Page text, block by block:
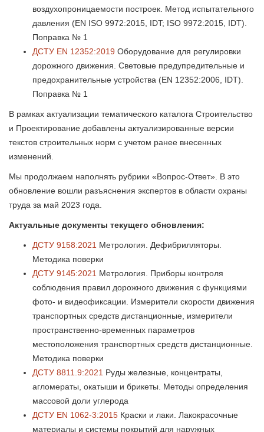
воздухопроницаемости построек. Метод испытательного
давления (EN ISO 9972:2015, IDT; ISO 9972:2015, IDT).
Поправка № 1
ДСТУ EN 12352:2019 Оборудование для регулировки
дорожного движения. Световые предупредительные и
предохранительные устройства (EN 12352:2006, IDT).
Поправка № 1
В рамках актуализации тематического каталога Строительство
и Проектирование добавлены актуализированные версии
текстов строительных норм с учетом ранее внесенных
изменений.
Мы продолжаем наполнять рубрики «Вопрос-Ответ». В это
обновление вошли разъяснения экспертов в области охраны
труда за май 2023 года.
Актуальные документы текущего обновления:
ДСТУ 9158:2021 Метрология. Дефибрилляторы.
Методика поверки
ДСТУ 9145:2021 Метрология. Приборы контроля
соблюдения правил дорожного движения с функциями
фото- и видеофиксации. Измерители скорости движения
транспортных средств дистанционные, измерители
пространственно-временных параметров
местоположения транспортных средств дистанционные.
Методика поверки
ДСТУ 8811.9:2021 Руды железные, концентраты,
агломераты, окатыши и брикеты. Методы определения
массовой доли углерода
ДСТУ EN 1062-3:2015 Краски и лаки. Лакокрасочные
материалы и системы покрытий для наружных